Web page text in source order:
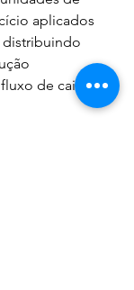
aplicados
distribuindo
de caixa